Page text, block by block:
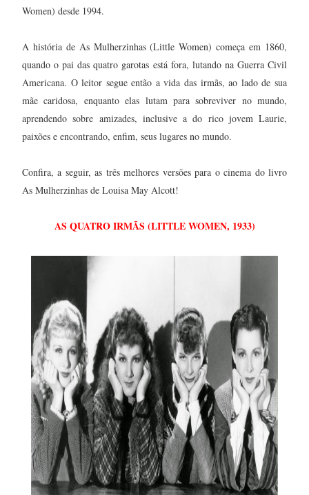
Women) desde 1994.
A história de As Mulherzinhas (Little Women) começa em 1860,
quando o pai das quatro garotas está fora, lutando na Guerra Civil
Americana. O leitor segue então a vida das irmãs, ao lado de sua
mãe caridosa, enquanto elas lutam para sobreviver no mundo,
aprendendo sobre amizades, inclusive a do rico jovem Laurie,
paixões e encontrando, enfim, seus lugares no mundo.
Confira, a seguir, as três melhores versões para o cinema do livro
As Mulherzinhas de Louisa May Alcott!
AS QUATRO IRMÃS (LITTLE WOMEN, 1933)